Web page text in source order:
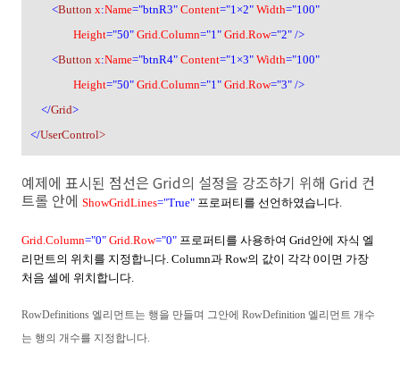
<Button x:Name="btnR3" Content="1×2" Width="100"
Height="50" Grid.Column="1" Grid.Row="2" />
<Button x:Name="btnR4" Content="1×3" Width="100"
Height="50" Grid.Column="1" Grid.Row="3" />
</Grid>
</UserControl>
예제에 표시된 점선은 Grid의 설정을 강조하기 위해 Grid 컨
트롤 안에 ShowGridLines="True" 프로퍼티를 선언하였습니다.
Grid.Column="0" Grid.Row="0" 프로퍼티를 사용하여 Grid안에 자식 엘
리먼트의 위치를 지정합니다. Column과 Row의 값이 각각 0이면 가장
처음 셀에 위치합니다.
RowDefinitions 엘리먼트는 행을 만들며 그안에 RowDefinition 엘리먼트 개수
는 행의 개수를 지정합니다.